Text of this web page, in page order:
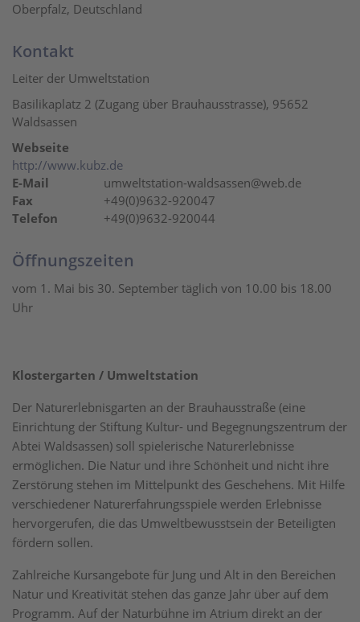
Klostergarten / Umweltstation
Der Naturerlebnisgarten an der Brauhausstraße (eine
Einrichtung der Stiftung Kultur- und Begegnungszentrum der
Abtei Waldsassen) soll spielerische Naturerlebnisse
ermöglichen. Die Natur und ihre Schönheit und nicht ihre
Zerstörung stehen im Mittelpunkt des Geschehens. Mit Hilfe
verschiedener Naturerfahrungsspiele werden Erlebnisse
hervorgerufen, die das Umweltbewusstsein der Beteiligten
fördern sollen.
Zahlreiche Kursangebote für Jung und Alt in den Bereichen
Natur und Kreativität stehen das ganze Jahr über auf dem
Programm. Auf der Naturbühne im Atrium direkt an der
Oberpfalz, Deutschland
Kontakt
Leiter der Umweltstation
Basilikaplatz 2 (Zugang über Brauhausstrasse), 95652
Waldsassen
Webseite
http://www.kubz.de
E-Mail
umweltstation-waldsassen@web.de
Fax
+49(0)9632-920047
Telefon
+49(0)9632-920044
Öffnungszeiten
vom 1. Mai bis 30. September täglich von 10.00 bis 18.00
Uhr